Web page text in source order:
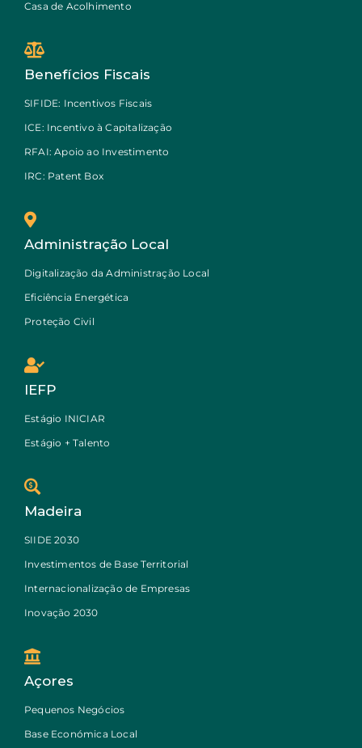
Casa de Acolhimento
Benefícios Fiscais
SIFIDE: Incentivos Fiscais
ICE: Incentivo à Capitalização
RFAI: Apoio ao Investimento
IRC: Patent Box
Administração Local
Digitalização da Administração Local
Eficiência Energética
Proteção Civil
IEFP
Estágio INICIAR
Estágio + Talento
Madeira
SIIDE 2030
Investimentos de Base Territorial
Internacionalização de Empresas
Inovação 2030
Açores
Pequenos Negócios
Base Económica Local